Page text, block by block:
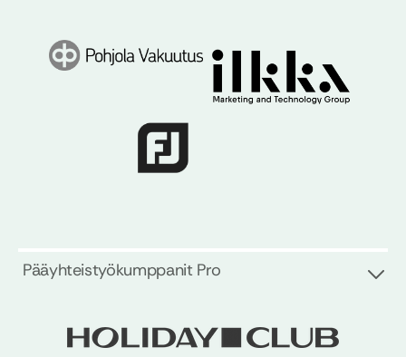
Pääyhteistyökumppanit Pro